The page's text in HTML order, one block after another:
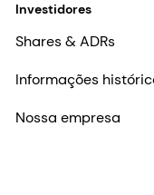
Investidores
Shares & ADRs
Informações
Nossa empresa